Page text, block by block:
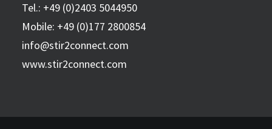
Tel.: +49 (0)2403 5044950
Mobile: +49 (0)177 2800854
info@stir2connect.com
www.stir2connect.com